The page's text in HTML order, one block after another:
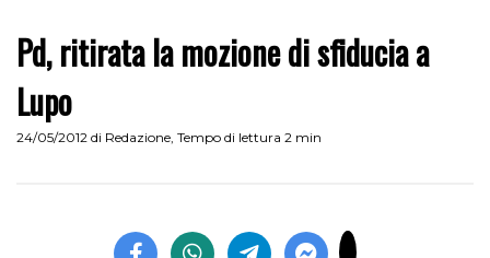
Pd, ritirata la mozione di sfiducia a
Lupo
24/05/2012 di Redazione, Tempo di lettura 2 min